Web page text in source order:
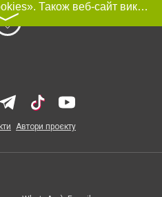
Цей сайт використовує «cookies». Також веб-сайт використовує інтернет-сервіс для збору технічних даних стосовно відвідувачів з метою отримання маркетингової та статистичної інформації. Умови обробки даних відвідувачів сайту див.
Автори проєкту